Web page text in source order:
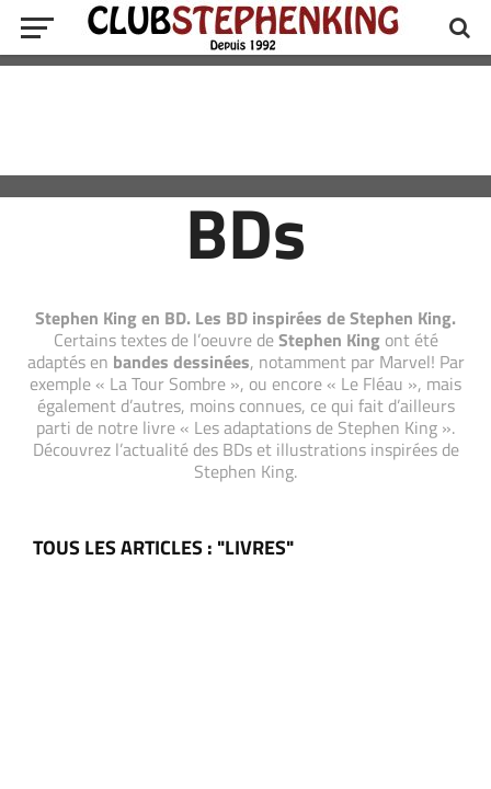
BDs
Stephen King en BD. Les BD inspirées de Stephen King.
Certains textes de l’oeuvre deStephen Kingont été
adaptés en bandes dessinées, notamment par Marvel! Par
exemple « La Tour Sombre », ou encore « Le Fléau », mais
également d’autres, moins connues, ce qui fait d’ailleurs
parti de notre livre « Les adaptations de Stephen King ».
Découvrez l’actualité des BDs et illustrations inspirées de
Stephen King.
TOUS LES ARTICLES : "LIVRES"